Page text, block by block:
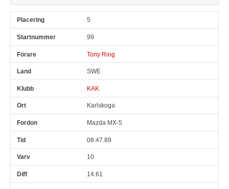
5
99
Tony Ring
SWE
KAK
Karlskoga
Mazda MX-5
08:47.89
10
14.61